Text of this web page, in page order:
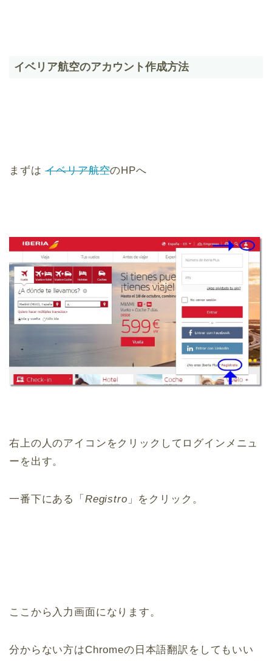
イベリア航空のアカウント作成方法
まずはイベリア航空のHPへ
右上の人のアイコンをクリックしてログインメニュ
ーを出す。
一番下にある「 Registro 」をクリック。
ここから入力画面になります。
分からない方はChromeの日本語翻訳をしてもいい